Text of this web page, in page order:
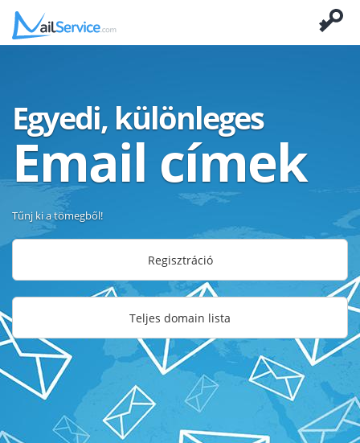
Egyedi, különleges
Email címek
Tűnj ki a tömegből!
Regisztráció
Teljes domain lista